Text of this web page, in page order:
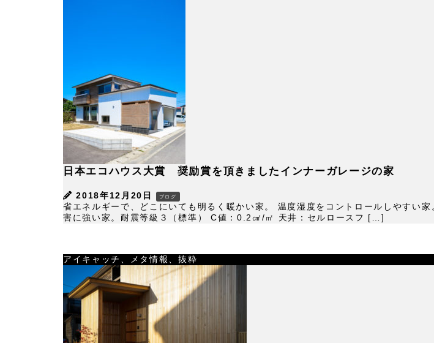
日本エコハウス大賞 奨励賞を頂きましたインナーガレージの家
2018年12月20日 ブログ
省エネルギーで、どこにいても明るく暖かい家。 温度湿度をコントロールしやすい
害に強い家。耐震等級３（標準） C値：0.2㎠/㎡ 天井：セルロースフ […]
アイキャッチ、メタ情報、抜粋